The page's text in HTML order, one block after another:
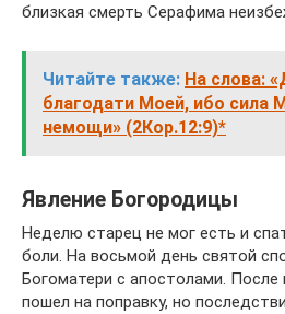
близкая смерть Серафима
Читайте также: На слова:
благодати Моей, ибо сила
немощи» (2Кор.12:9)*
Явление Богородицы
Неделю старец не мог есть и
боли. На восьмой день святой
Богоматери с апостолами.
пошел на поправку, но